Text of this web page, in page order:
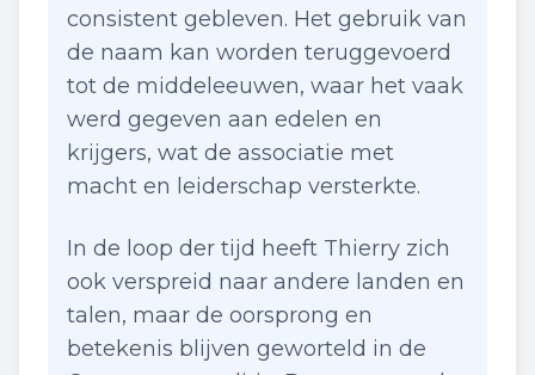
consistent gebleven. Het gebruik van
de naam kan worden teruggevoerd
tot de middeleeuwen, waar het vaak
werd gegeven aan edelen en
krijgers, wat de associatie met
macht en leiderschap versterkte.
In de loop der tijd heeft Thierry zich
ook verspreid naar andere landen en
talen, maar de oorsprong en
betekenis blijven geworteld in de